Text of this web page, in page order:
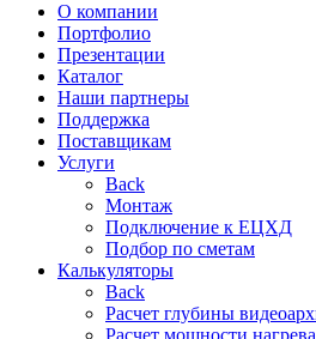
О компании
Портфолио
Презентации
Каталог
Наши партнеры
Поддержка
Поставщикам
Услуги
Back
Монтаж
Подключение к ЕЦХД
Подбор по сметам
Калькуляторы
Back
Расчет глубины